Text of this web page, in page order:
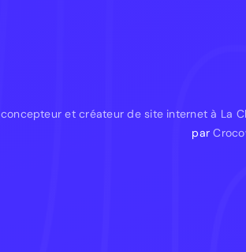
concepteur et créateur de site internet à La
par